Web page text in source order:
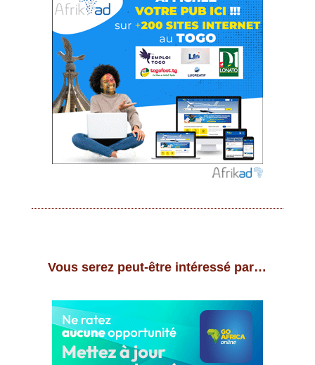
Vous serez peut-être intéressé par…